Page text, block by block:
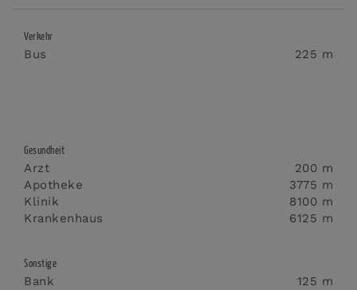
Verkehr
Bus 225 m
Gesundheit
Arzt
200 m
Apotheke
3775 m
Klinik
8100 m
Krankenhaus
6125 m
Sonstige
Bank
125 m